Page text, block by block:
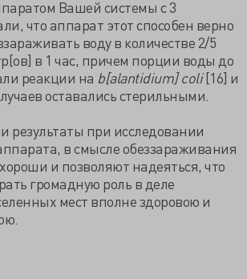
Вашей системы с 3
что аппарат этот способен верно
воду в количестве 2/5
в 1 час, причем порции воды до
реакции на b[alantidium] coli[16] и
оставались стерильными.
результаты при исследовании
в смысле обеззараживания
и позволяют надеяться, что
громадную роль в деле
мест вполне здоровою и